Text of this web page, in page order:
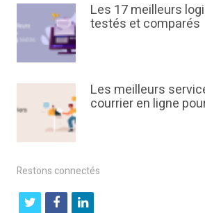
Les 17 meilleurs
testés et comparés
Les meilleurs
courrier en ligne
Restons connectés
t
f
l